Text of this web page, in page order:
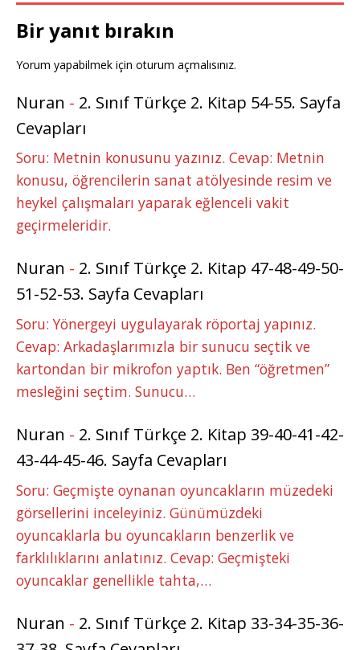
Bir yanıt bırakın
Yorum yapabilmek için oturum açmalısınız.
Nuran - 2. Sınıf Türkçe 2. Kitap 54-55. Sayfa
Cevapları
Soru: Metnin konusunu yazınız. Cevap: Metnin
konusu, öğrencilerin sanat atölyesinde resim ve
heykel çalışmaları yaparak eğlenceli vakit
geçirmeleridir.
Nuran - 2. Sınıf Türkçe 2. Kitap 47-48-49-50-
51-52-53. Sayfa Cevapları
Soru: Yönergeyi uygulayarak röportaj yapınız.
Cevap: Arkadaşlarımızla bir sunucu seçtik ve
kartondan bir mikrofon yaptık. Ben “öğretmen”
mesleğini seçtim. Sunucu…
Nuran - 2. Sınıf Türkçe 2. Kitap 39-40-41-42-
43-44-45-46. Sayfa Cevapları
Soru: Geçmişte oynanan oyuncakların müzedeki
görsellerini inceleyiniz. Günümüzdeki
oyuncaklarla bu oyuncakların benzerlik ve
farklılıklarını anlatınız. Cevap: Geçmişteki
oyuncaklar genellikle tahta,…
Nuran - 2. Sınıf Türkçe 2. Kitap 33-34-35-36-